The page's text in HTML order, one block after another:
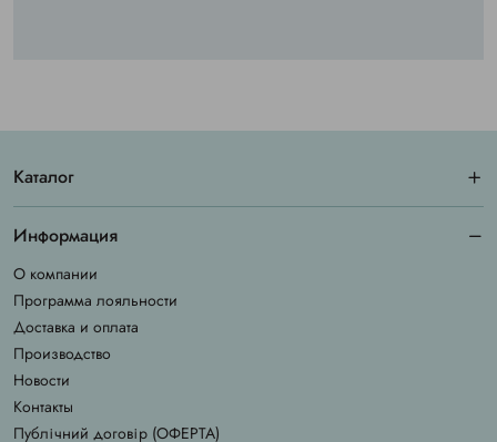
Каталог
Информация
О компании
Программа лояльности
Доставка и оплата
Производство
Новости
Контакты
Публічний договір (ОФЕРТА)